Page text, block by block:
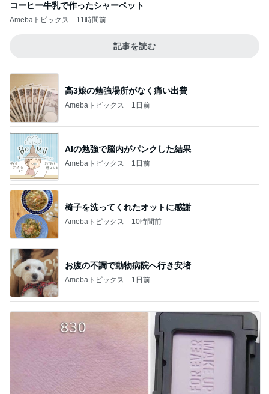
コーヒー牛乳で作ったシャーベット
Amebaトピックス 11時間前
記事を読む
高3娘の勉強場所がなく痛い出費
Amebaトピックス 1日前
AIの勉強で脳内がパンクした結果
Amebaトピックス 1日前
椅子を洗ってくれたオットに感謝
Amebaトピックス 10時間前
お腹の不調で動物病院へ行き安堵
Amebaトピックス 1日前